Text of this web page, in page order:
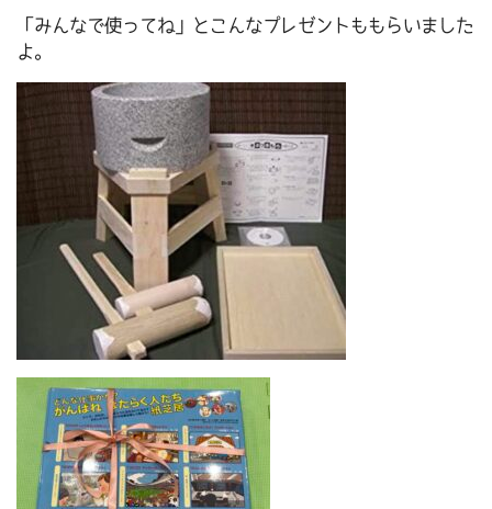
「みんなで使ってね」とこんなプレゼントももらいました
よ。